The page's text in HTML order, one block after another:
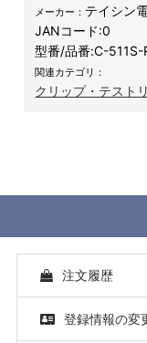
メーカー： テイシン
JANコード:0
型番/品番:C-511S-
関連カテゴリ：
クリップ・テスト
注文履歴
登録情報の変